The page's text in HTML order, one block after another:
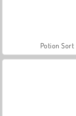
Potion Sort